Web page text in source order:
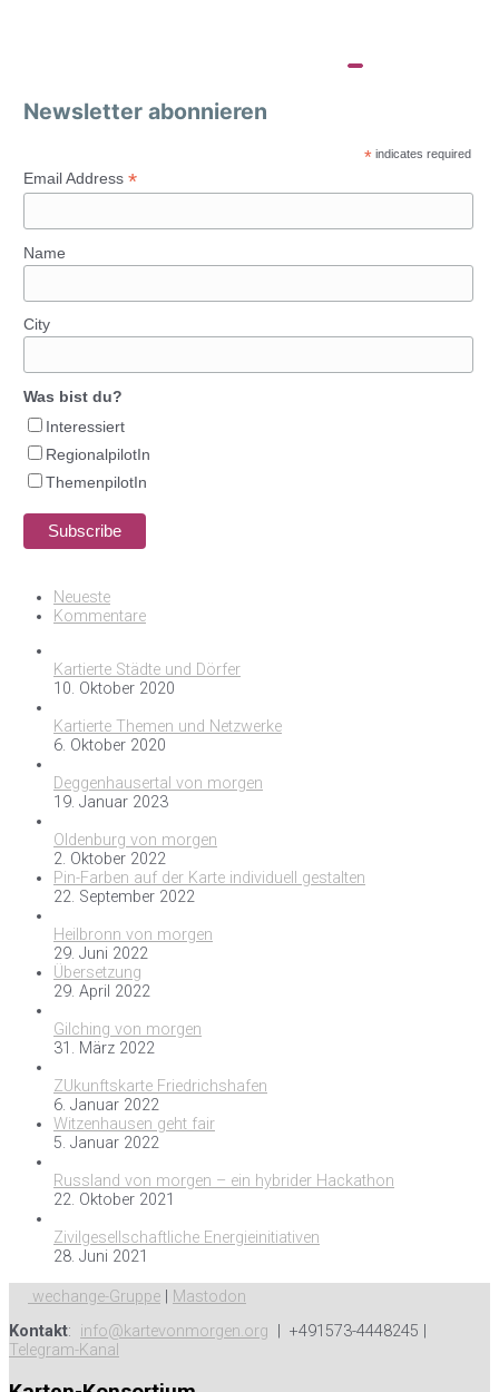
Newsletter abonnieren
* indicates required
Email Address *
Name
City
Was bist du?
Interessiert
RegionalpilotIn
ThemenpilotIn
Neueste
Kommentare
Kartierte Städte und Dörfer
10. Oktober 2020
Kartierte Themen und Netzwerke
6. Oktober 2020
Deggenhausertal von morgen
19. Januar 2023
Oldenburg von morgen
2. Oktober 2022
Pin-Farben auf der Karte individuell gestalten
22. September 2022
Heilbronn von morgen
29. Juni 2022
Übersetzung
29. April 2022
Gilching von morgen
31. März 2022
ZUkunftskarte Friedrichshafen
6. Januar 2022
Witzenhausen geht fair
5. Januar 2022
Russland von morgen – ein hybrider Hackathon
22. Oktober 2021
Zivilgesellschaftliche Energieinitiativen
28. Juni 2021
wechange-Gruppe
Mastodon
Kontakt: info@kartevonmorgen.org | +491573-4448245 |
Telegram-Kanal